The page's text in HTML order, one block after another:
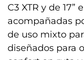
C3 XTR y de 17”
acompañadas
de uso mixto
diseñados para